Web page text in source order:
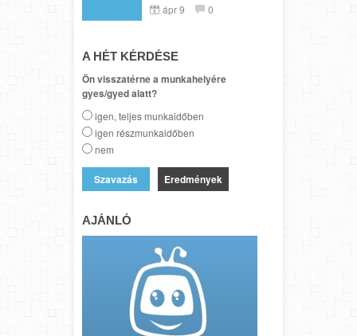
ápr 9 0
A HÉT KÉRDÉSE
Ön visszatérne a munkahelyére
gyes/gyed alatt?
igen, teljes munkaidőben
igen részmunkaidőben
nem
Eredmények
AJÁNLÓ